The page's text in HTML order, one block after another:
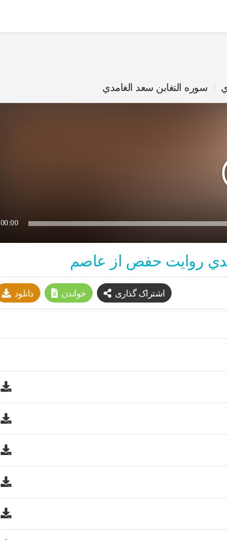
سوره التغابن سعد الغامدي
00:00
دانلود خواندن اشتراک گذاری